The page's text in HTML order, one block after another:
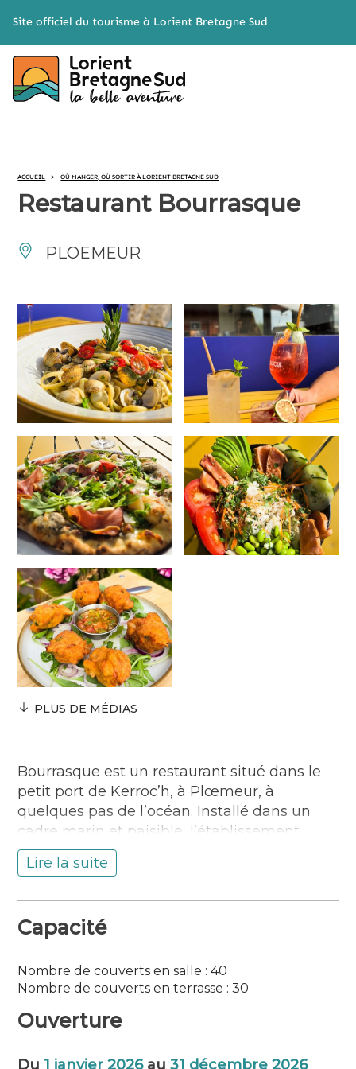
Site officiel du tourisme à Lorient Bretagne Sud
ACCUEIL > OÙ MANGER, OÙ SORTIR À LORIENT BRETAGNE SUD
Restaurant Bourrasque
PLOEMEUR
PLUS DE MÉDIAS
Bourrasque est un restaurant situé dans le
petit port de Kerroc’h, à Plœmeur, à
quelques pas de l’océan. Installé dans un
cadre marin et paisible, l’établissement
profite de la proximité du port et des plages,
ce qui en fait une adresse appréciée pour
Bourrasque propose une cuisine de
produits frais et, autant que possible, locaux.
La carte reste volontairement courte, avec
des plats simples mais travaillés : poissons,
pizzas et suggestions du jour. Les assiettes
Lire la suite
Capacité
Nombre de couverts en salle : 40
Nombre de couverts en terrasse : 30
Ouverture
Du 1 janvier 2026au31 décembre 2026